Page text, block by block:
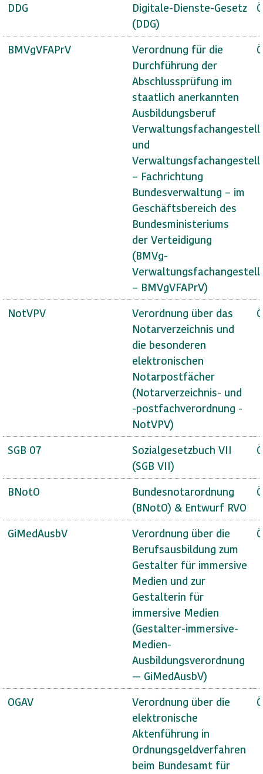
DDG
Digitale-Dienste-Gesetz
(DDG)
BMVgVFAPrV
Verordnung für die
Durchführung der
Abschlussprüfung im
staatlich anerkannten
Ausbildungsberuf
und
– Fachrichtung
Bundesverwaltung – im
Geschäftsbereich des
Bundesministeriums
der Verteidigung
(BMVg-
– BMVgVFAPrV)
NotVPV
Verordnung über das
Notarverzeichnis und
die besonderen
elektronischen
Notarpostfächer
(Notarverzeichnis- und
-postfachverordnung -
NotVPV)
SGB 07
Sozialgesetzbuch VII
(SGB VII)
BNotO
Bundesnotarordnung
(BNotO) & Entwurf RVO
GiMedAusbV
Verordnung über die
Berufsausbildung zum
Gestalter für immersive
Medien und zur
Gestalterin für
immersive Medien
(Gestalter-immersive-
Medien-
Ausbildungsverordnung
— GiMedAusbV)
OGAV
Verordnung über die
elektronische
Aktenführung in
Ordnungsgeldverfahren
beim Bundesamt für